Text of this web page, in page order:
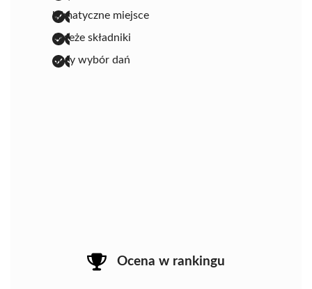
klimatyczne miejsce
świeże składniki
duży wybór dań
Ocena w rankingu